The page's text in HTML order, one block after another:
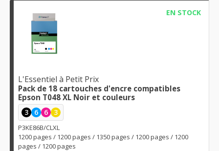
EN STOCK
L'Essentiel à Petit Prix
Pack de 18 cartouches d'encre compatibles
Epson T048 XL Noir et couleurs
3 6 6 3
P3KE86B/CLXL
1200 pages / 1200 pages / 1350 pages / 1200 pages / 1200
pages / 1200 pages